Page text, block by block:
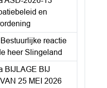
en
reactie
heer Slingeland
BIJLAGE BIJ
25 MEI 2026